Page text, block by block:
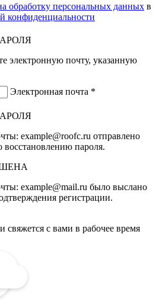
обработку персональных данных в
конфиденциальности
электронную почту, указанную
Электронная почта *
example@roofc.ru отправлено
пароля.
example@mail.ru было выслано
регистрации.
свяжется с вами в рабочее время